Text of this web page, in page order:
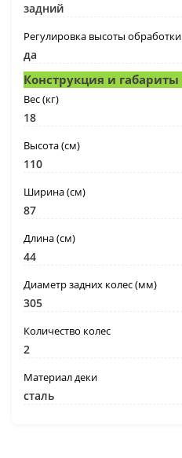
задний
Регулировка высоты обработки
да
Конструкция и габариты
Вес (кг)
18
Высота (см)
110
Ширина (см)
87
Длина (см)
44
Диаметр задних колес (мм)
305
Количество колес
2
Материал деки
сталь